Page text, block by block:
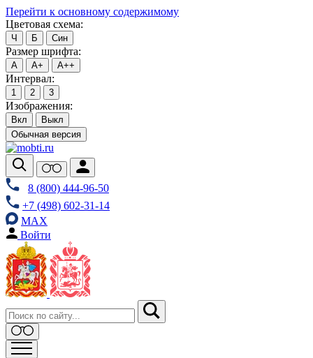
Перейти к основному содержимому
Цветовая схема:
Ч Б Син
Размер шрифта:
А А+ А++
Интервал:
1 2 3
Изображения:
Вкл
Выкл
Обычная версия
8 (800) 444-96-50
+7 (498) 602-31-14
MAX
Войти